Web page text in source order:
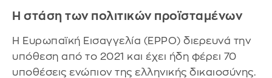
Η στάση των πολιτικών προϊσταμένων
Η Ευρωπαϊκή Εισαγγελία (EPPO) διερευνά την
υπόθεση από το 2021 και έχει ήδη φέρει 70
υποθέσεις ενώπιον της ελληνικής δικαιοσύνης.